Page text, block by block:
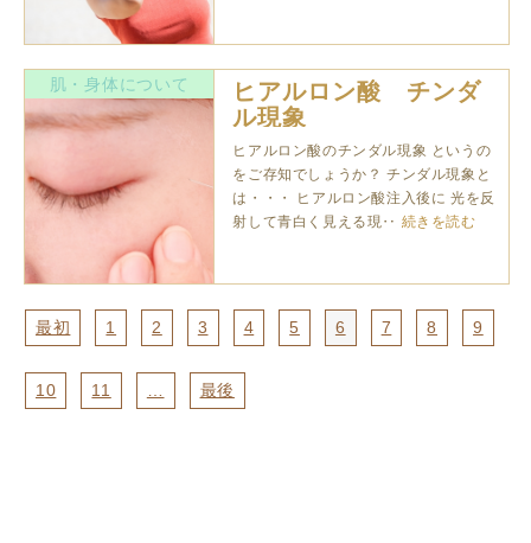
肌・身体について
ヒアルロン酸 チンダ
ル現象
ヒアルロン酸のチンダル現象 というの
をご存知でしょうか？ チンダル現象と
は・・・ ヒアルロン酸注入後に 光を反
射して青白く見える現‥ 続きを読む
最初 1 2 3 4 5 6 7 8 9
10 11 最後